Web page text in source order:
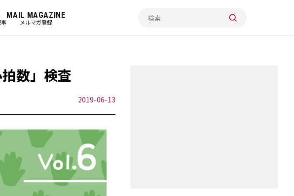
MAIL MAGAZINE
メルマガ登録
数」検査
2019-06-13